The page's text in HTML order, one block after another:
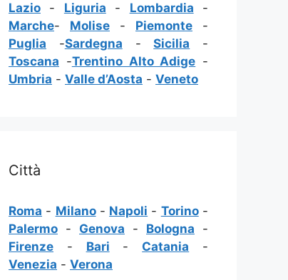
Lazio - Liguria - Lombardia -
Marche- Molise - Piemonte -
Puglia -Sardegna -Sicilia -
Toscana -Trentino Alto Adige -
Umbria - Valle d’Aosta - Veneto
Città
Roma - Milano- Napoli - Torino-
Palermo - Genova - Bologna -
Firenze - Bari - Catania -
Venezia - Verona